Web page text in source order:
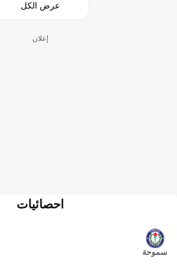
عرض الكل
إعلان
سموحة
احصائيات